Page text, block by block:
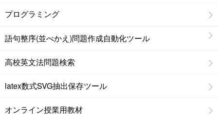
プログラミング
語句整序(並べかえ)問題作成自動化ツール
高校英文法問題検索
latex数式SVG抽出保存ツール
オンライン授業用教材